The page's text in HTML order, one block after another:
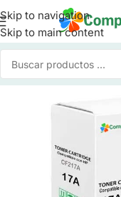
Skip to navigation
Skip to main content
Inicio/Toner para